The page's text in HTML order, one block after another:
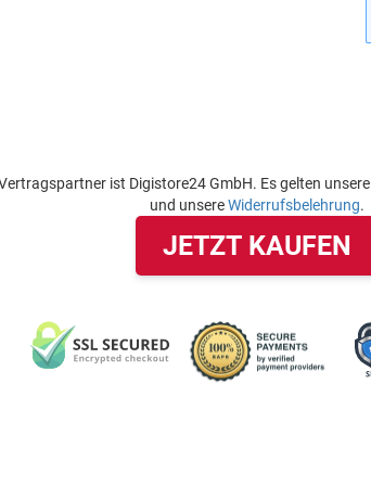
ist Digistore24 GmbH. Es gelten unsere
und unsereWiderrufsbelehrung.
JETZT KAUFEN